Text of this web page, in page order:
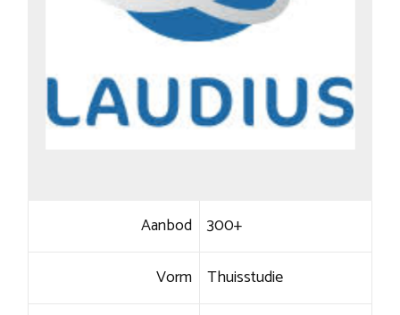
Aanbod 300+
Vorm Thuisstudie